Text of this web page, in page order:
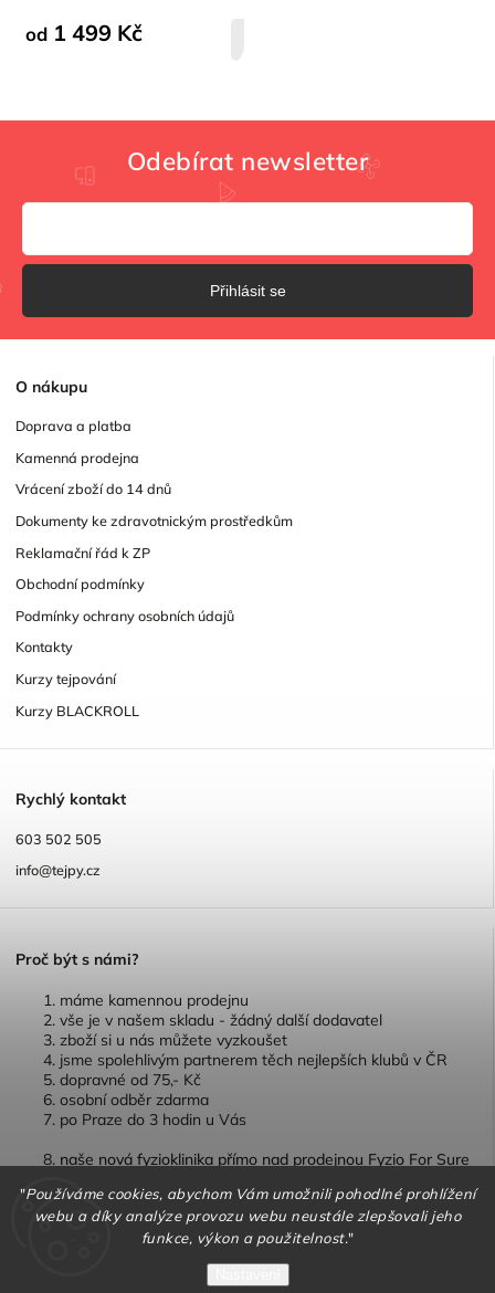
"Používáme cookies, abychom Vám umožnili pohodlné prohlížení
webu a díky analýze provozu webu neustále zlepšovali jeho
funkce, výkon a použitelnost."
od 1 499 Kč
O nákupu
Doprava a platba
Kamenná prodejna
Vrácení zboží do 14 dnů
Dokumenty ke zdravotnickým prostředkům
Reklamační řád k ZP
Obchodní podmínky
Podmínky ochrany osobních údajů
Kontakty
Kurzy tejpování
Kurzy BLACKROLL
Rychlý kontakt
603 502 505
info@tejpy.cz
Proč být s námi?
máme kamennou prodejnu
vše je v našem skladu - žádný další dodavatel
zboží si u nás můžete vyzkoušet
jsme spolehlivým partnerem těch nejlepších klubů v ČR
dopravné od 75,- Kč
osobní odběr zdarma
po Praze do 3 hodin u Vás
naše nová fyzioklinika přímo nad prodejnou Fyzio For Sure
Odebírat newsletter
Přihlásit se